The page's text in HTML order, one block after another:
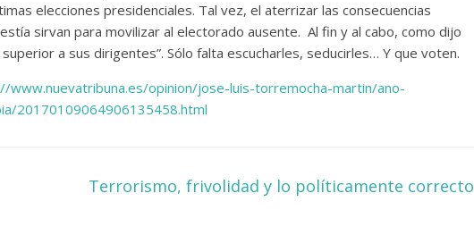
elecciones presidenciales. Tal vez, el aterrizar las consecuencias
sirvan para movilizar al electorado ausente. Al fin y al cabo, como dijo
superior a sus dirigentes”. Sólo falta escucharles, seducirles… Y que voten.
www.nuevatribuna.es/opinion/jose-luis-torremocha-martin/ano-
20170109064906135458.html
Terrorismo, frivolidad y lo políticamente correcto